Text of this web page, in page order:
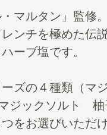
マルタン」監修。
ンチを極めた伝
ーブ塩です。
ズの４種類（
ジックソルト
をお選びいただけ